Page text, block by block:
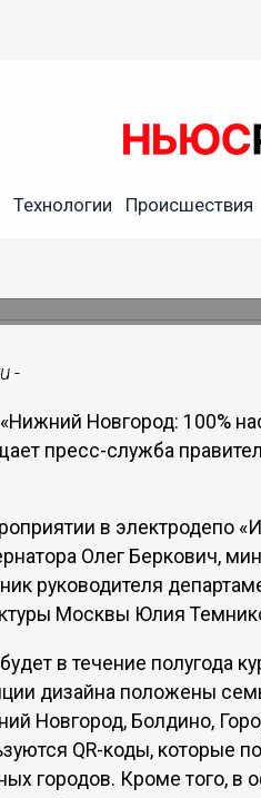
Технологии Происшествия
по
-
Новгород: 100%
пресс-служба
в электродепо
Олег Беркович,
руководителя
Москвы Юлия
в течение полугода
дизайна положены
Новгород, Болдино,
QR-коды, которые
городов. Кроме того, в